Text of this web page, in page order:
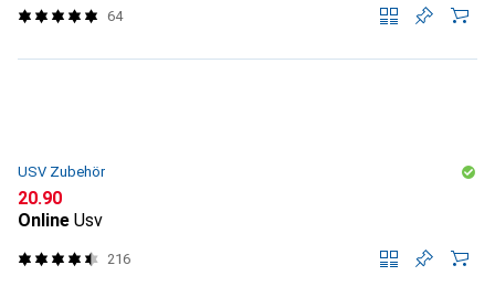
64
USV Zubehör
CHF
20.90
Online Usv
216